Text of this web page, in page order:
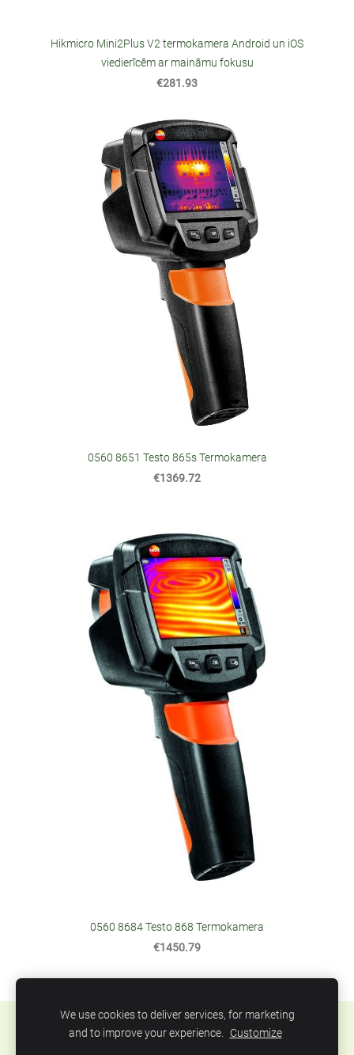
Hikmicro Mini2Plus V2 termokamera Android un iOS
viedierīcēm ar maināmu fokusu
€281.93
0560 8651 Testo 865s Termokamera
€1369.72
0560 8684 Testo 868 Termokamera
€1450.79
Sīkdatnes
We use cookies to deliver services, for marketing
and to improve your experience. Customize